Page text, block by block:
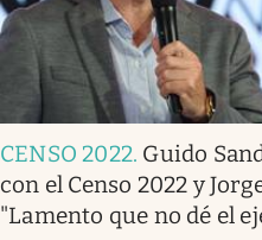
CENSO 2022. Guido
con el Censo 2022 y
"Lamento que no dé el